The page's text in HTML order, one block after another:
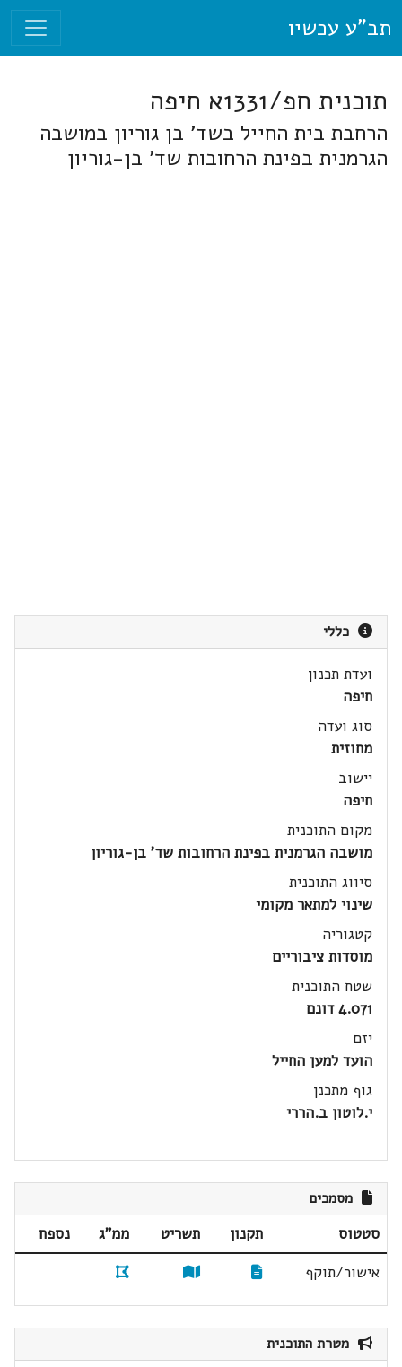
תב"ע עכשיו
תוכנית חפ/1331א חיפה
הרחבת בית החייל בשד' בן גוריון במושבה
הגרמנית בפינת הרחובות שד' בן-גוריון
כללי
ועדת תכנון
חיפה
סוג ועדה
מחוזית
יישוב
חיפה
מקום התוכנית
מושבה הגרמנית בפינת הרחובות שד' בן-גוריון
סיווג התוכנית
שינוי למתאר מקומי
קטגוריה
מוסדות ציבוריים
שטח התוכנית
4.071 דונם
יזם
הועד למען החייל
גוף מתכנן
י.לוטון ב.הררי
מסמכים
סטטוס תקנון תשריט ממ"ג
נספח
אישור/תוקף
מטרת התוכנית